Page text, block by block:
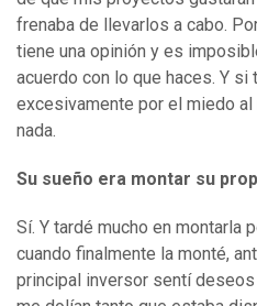
frenaba de llevarlos a cabo.
tiene una opinión y es
acuerdo con lo que haces. Y si
excesivamente por el miedo al
nada.
Su sueño era montar su
Sí. Y tardé mucho en montarla
cuando finalmente la monté,
principal inversor sentí